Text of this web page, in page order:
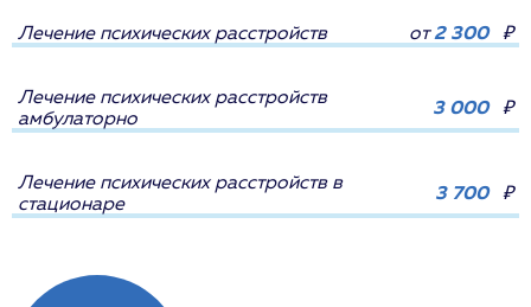
Лечение психических расстройств от2 300 ₽
Лечение психических расстройств
амбулаторно
3 000 ₽
Лечение психических расстройств в
стационаре
3 700 ₽